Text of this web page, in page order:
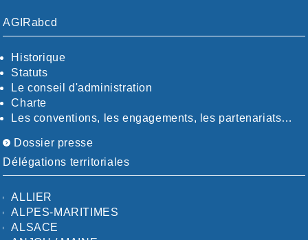
AGIRabcd
Historique
Statuts
Le conseil d'administration
Charte
Les conventions, les engagements, les partenariats…
Dossier presse
Délégations territoriales
ALLIER
ALPES-MARITIMES
ALSACE